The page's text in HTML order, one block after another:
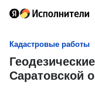
Кадастровые работы
Саратовской